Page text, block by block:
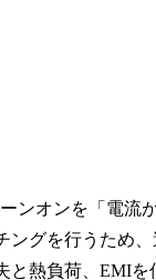
ンオンを「電流
ングを行うため
熱負荷、EMI